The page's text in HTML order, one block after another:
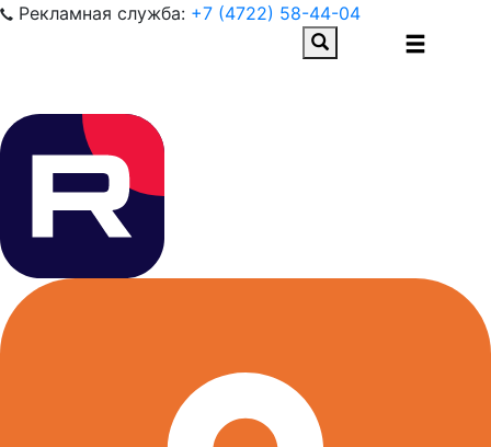
Рекламная служба: +7 (4722) 58-44-04